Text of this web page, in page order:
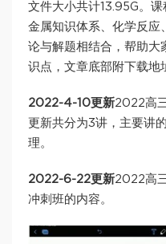
文件大小共计13.95G。
金属知识体系、化学反应
论与解题相结合，帮助大
识点，文章底部附下载地
2022-4-10更新2022高
更新共分为3讲，主要讲
理。
2022-6-22更新2022高
冲刺班的内容。